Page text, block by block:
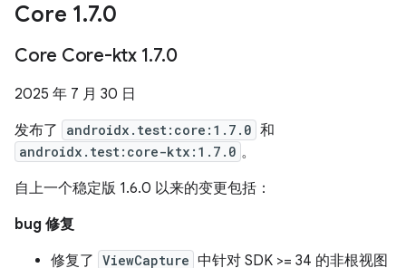
Core 1.7.0
Core Core-ktx 1.7.0
2025 年 7 月 30 日
发布了
androidx.test:core:1.7.0 和
androidx.test:core-ktx:1.7.0 。
自上一个稳定版 1.6.0 以来的变更包括：
bug 修复
修复了 ViewCapture 中针对 SDK >= 34 的非根视图